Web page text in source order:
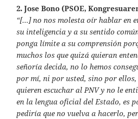
2.Jose Bono (PSOE,
“[…] no nos molesta oír hablar en
su inteligencia y a su sentido
ponga límite a su comprensión
muchos los que quizá quieran
señoría decida, no lo hemos
por mí, ni por usted, sino por
quieren escuchar al PNV y no le
en la lengua oficial del Estado, es
pediría que no vuelva a hacerlo,